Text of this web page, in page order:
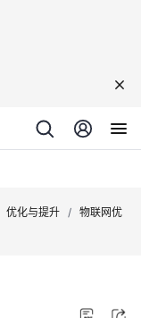
优化与提升 / 物联网优